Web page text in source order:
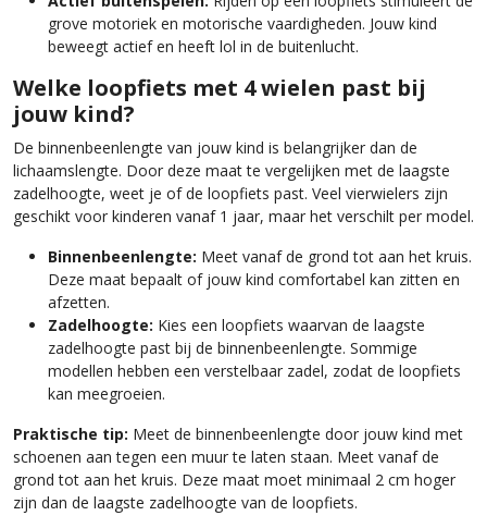
grove motoriek en motorische vaardigheden. Jouw kind
beweegt actief en heeft lol in de buitenlucht.
Welke loopfiets met 4 wielen past bij
jouw kind?
De binnenbeenlengte van jouw kind is belangrijker dan de
lichaamslengte. Door deze maat te vergelijken met de laagste
zadelhoogte, weet je of de loopfiets past. Veel vierwielers zijn
geschikt voor kinderen vanaf 1 jaar, maar het verschilt per model.
Binnenbeenlengte: Meet vanaf de grond tot aan het kruis.
Deze maat bepaalt of jouw kind comfortabel kan zitten en
afzetten.
Zadelhoogte: Kies een loopfiets waarvan de laagste
zadelhoogte past bij de binnenbeenlengte. Sommige
modellen hebben een verstelbaar zadel, zodat de loopfiets
kan meegroeien.
Praktische tip: Meet de binnenbeenlengte door jouw kind met
schoenen aan tegen een muur te laten staan. Meet vanaf de
grond tot aan het kruis. Deze maat moet minimaal 2 cm hoger
zijn dan de laagste zadelhoogte van de loopfiets.